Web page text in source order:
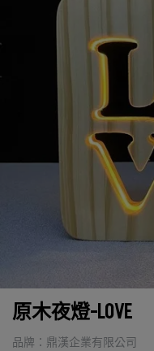
原木夜燈-LOVE
品牌：鼎漢企業有限公司